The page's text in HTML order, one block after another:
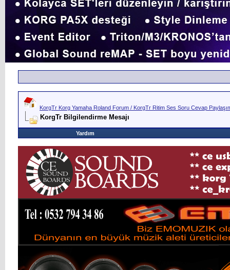
KorgTr Korg Yamaha Roland Forum / KorgTr Ritim Ses Soru Cevap
KorgTr Bilgilendirme Mesajı
Yardım